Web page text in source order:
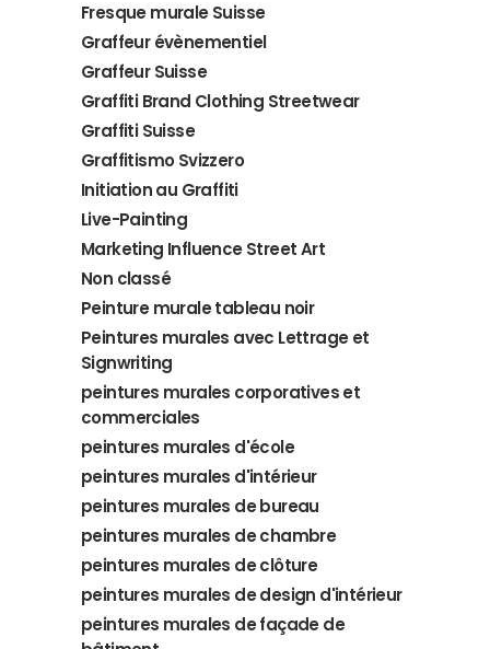
Fresque murale Suisse
Graffeur évènementiel
Graffeur Suisse
Graffiti Brand Clothing Streetwear
Graffiti Suisse
Graffitismo Svizzero
Initiation au Graffiti
Live-Painting
Marketing Influence Street Art
Non classé
Peinture murale tableau noir
Peintures murales avec Lettrage et
Signwriting
peintures murales corporatives et
commerciales
peintures murales d'école
peintures murales d'intérieur
peintures murales de bureau
peintures murales de chambre
peintures murales de clôture
peintures murales de design d'intérieur
peintures murales de façade de